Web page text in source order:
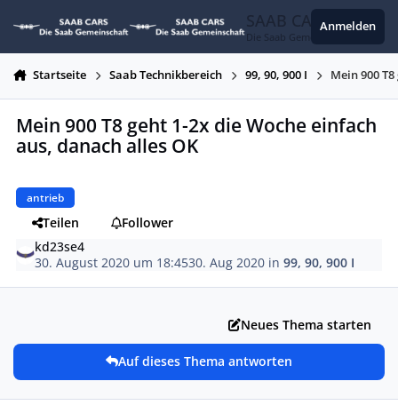
SAAB CARS
Die Saab Gemeinschaft
Anmelden
Startseite Saab Technikbereich 99, 90, 900 I Mein 900
Mein 900 T8 geht 1-2x die Woche einfach
aus, danach alles OK
antrieb
Teilen
Follower
kd23se4
30. August 2020 um 18:4530. Aug 2020 in99, 90, 900 I
Neues Thema starten
Auf dieses Thema antworten